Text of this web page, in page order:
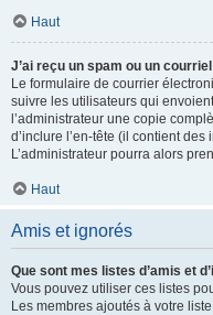
Haut
J’ai reçu un spam ou un
Le formulaire de courrier
suivre les utilisateurs qui
l’administrateur une copie
d’inclure l’en-tête (il contient
L’administrateur pourra alors
Haut
Amis et ignorés
Que sont mes listes d’amis et
Vous pouvez utiliser ces listes
Les membres ajoutés à votre